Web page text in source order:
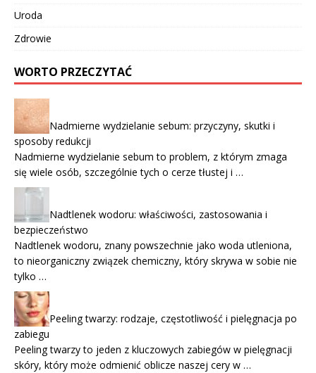
Uroda
Zdrowie
WORTO PRZECZYTAĆ
Nadmierne wydzielanie sebum: przyczyny, skutki i
sposoby redukcji
Nadmierne wydzielanie sebum to problem, z którym zmaga
się wiele osób, szczególnie tych o cerze tłustej i …
Nadtlenek wodoru: właściwości, zastosowania i
bezpieczeństwo
Nadtlenek wodoru, znany powszechnie jako woda utleniona,
to nieorganiczny związek chemiczny, który skrywa w sobie nie
tylko …
Peeling twarzy: rodzaje, częstotliwość i pielęgnacja po
zabiegu
Peeling twarzy to jeden z kluczowych zabiegów w pielęgnacji
skóry, który może odmienić oblicze naszej cery w …